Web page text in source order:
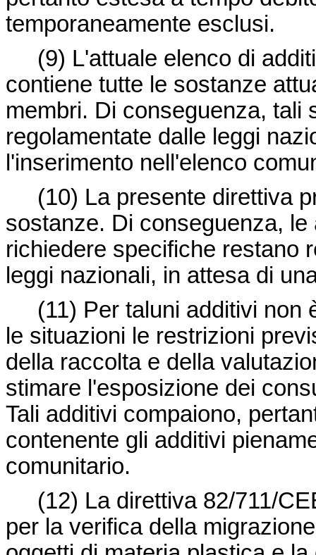
temporaneamente esclusi.
(9) L'attuale elenco di
contiene tutte le sostanze
membri. Di conseguenza, tali
regolamentate dalle leggi
l'inserimento nell'elenco
(10) La presente direttiva
sostanze. Di conseguenza,
richiedere specifiche restano
leggi nazionali, in attesa di
(11) Per taluni additivi non
le situazioni le restrizioni
della raccolta e della
stimare l'esposizione dei
Tali additivi compaiono,
contenente gli additivi
comunitario.
(12) La direttiva 82/711/
per la verifica della